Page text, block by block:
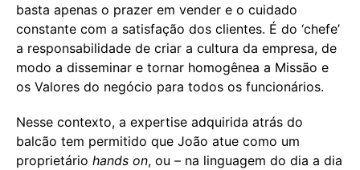
basta apenas o prazer em vender e o cuidado
constante com a satisfação dos clientes. É do ‘chefe’
a responsabilidade de criar a cultura da empresa, de
modo a disseminar e tornar homogênea a Missão e
os Valores do negócio para todos os funcionários.
Nesse contexto, a expertise adquirida atrás do
balcão tem permitido que João atue como um
proprietário hands on, ou – na linguagem do dia a dia